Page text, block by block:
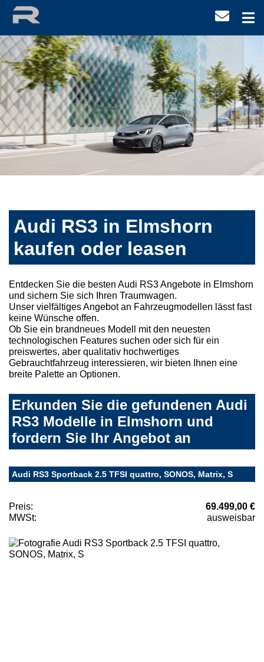
Audi RS3 in Elmshorn
kaufen oder leasen
Entdecken Sie die besten Audi RS3 Angebote in Elmshorn
und sichern Sie sich Ihren Traumwagen.
Unser vielfältiges Angebot an Fahrzeugmodellen lässt fast
keine Wünsche offen.
Ob Sie ein brandneues Modell mit den neuesten
technologischen Features suchen oder sich für ein
preiswertes, aber qualitativ hochwertiges
Gebrauchtfahrzeug interessieren, wir bieten Ihnen eine
breite Palette an Optionen.
Erkunden Sie die gefundenen Audi
RS3 Modelle in Elmshorn und
fordern Sie Ihr Angebot an
Audi RS3 Sportback 2.5 TFSI quattro, SONOS, Matrix, S
Preis:
69.499,00 €
MWSt:
ausweisbar